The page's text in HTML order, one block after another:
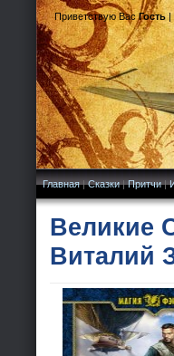
Приветствую Вас Гость|
Главная|Сказки|Притчи|
Великие
Виталий